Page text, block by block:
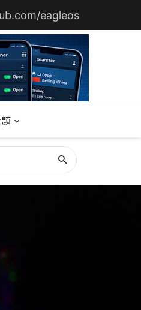
eagleos